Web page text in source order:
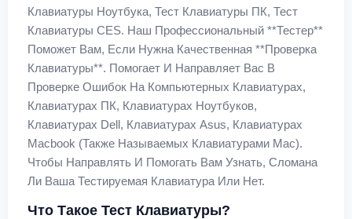
Клавиатуры Ноутбука, Тест Клавиатуры ПК, Тест
Клавиатуры CES. Наш Профессиональный **тестер**
Поможет Вам, Если Нужна Качественная **проверка
Клавиатуры**. Помогает И Направляет Вас В
Проверке Ошибок На Компьютерных Клавиатурах,
Клавиатурах ПК, Клавиатурах Ноутбуков,
Клавиатурах Dell, Клавиатурах Asus, Клавиатурах
Macbook (также Называемых Клавиатурами Mac).
Чтобы Направлять И Помогать Вам Узнать, Сломана
Ли Ваша Тестируемая Клавиатура Или Нет.
Что Такое Тест Клавиатуры?